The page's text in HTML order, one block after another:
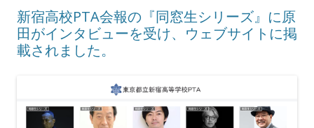
新宿高校PTA会報の『同窓生シリーズ』に原
田がインタビューを受け、ウェブサイトに掲
載されました。